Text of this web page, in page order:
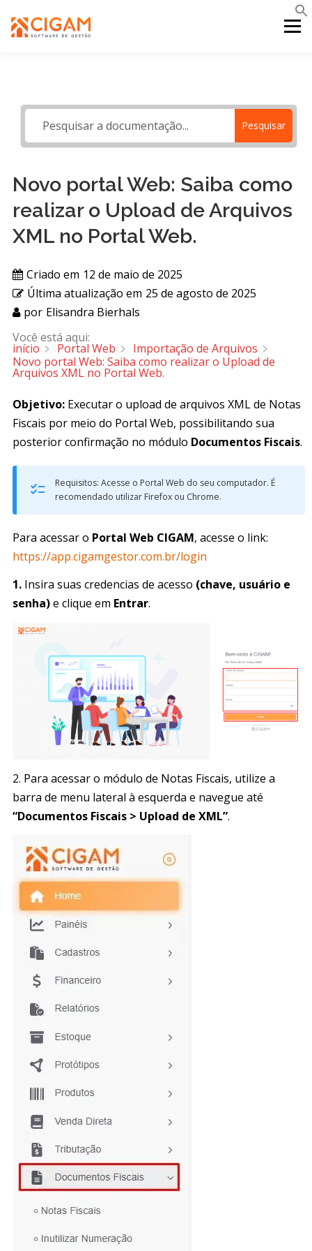
para
Menu
PORTAL WEB MOBILE SUPORTE Pesquisar
Novo portal Web: Saiba como
realizar o Upload de Arquivos
XML no Portal Web.
Criado em 12 de maio de 2025
Última atualização em 25 de agosto de 2025
por Elisandra Bierhals
Você está aqui:
início Portal Web
Importação de Arquivos
Novo portal Web: Saiba como realizar o Upload de
Arquivos XML no Portal Web.
Objetivo: Executar o upload de arquivos XML de Notas
Fiscais por meio do Portal Web, possibilitando sua
posterior confirmação no módulo Documentos Fiscais.
Requisitos: Acesse o Portal Web do seu computador. É
recomendado utilizar Firefox ou Chrome.
Para acessar o Portal Web CIGAM, acesse o link:
https://app.cigamgestor.com.br/login
1. Insira suas credencias de acesso (chave, usuário e
senha)e clique em Entrar.
2. Para acessar o módulo de Notas Fiscais, utilize a
barra de menu lateral à esquerda e navegue até
“Documentos Fiscais > Upload de XML”.